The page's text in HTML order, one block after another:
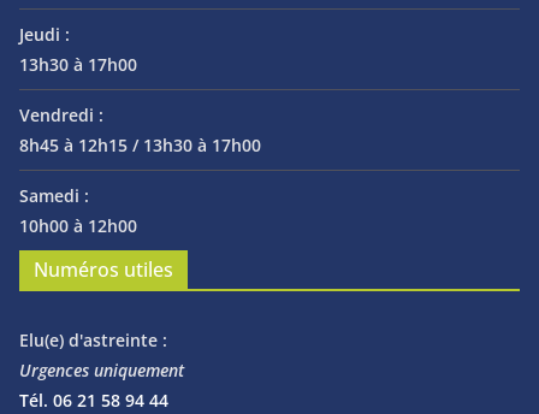
Jeudi :
13h30 à 17h00
Vendredi :
8h45 à 12h15 / 13h30 à 17h00
Samedi :
10h00 à 12h00
Numéros utiles
Elu(e) d'astreinte :
Urgences uniquement
Tél. 06 21 58 94 44